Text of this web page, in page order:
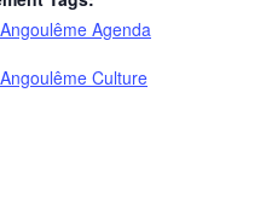
Agenda
Culture